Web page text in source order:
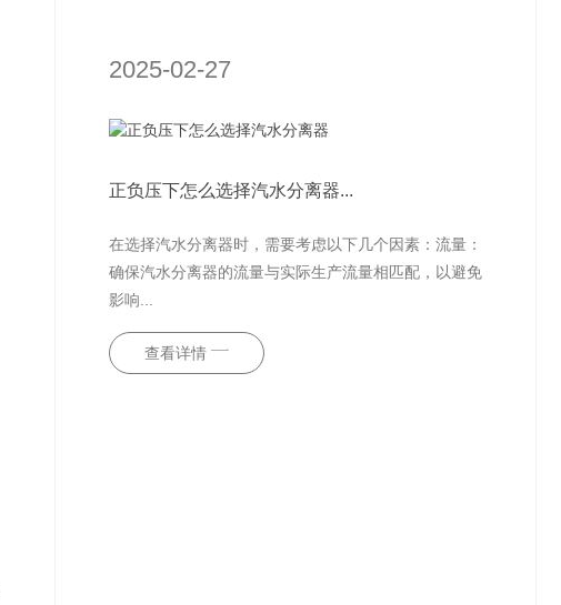
2025-02-27
正负压下怎么选择汽水分离器...
在选择汽水分离器时，需要考虑以下几个因素：流量：
确保汽水分离器的流量与实际生产流量相匹配，以避免
影响...
查看详情